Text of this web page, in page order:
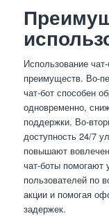
Использование
преимуществ. Во-
чат-бот способен
одновременно,
поддержки. Во-
доступность 24/7
повышают
чат-боты помогают
пользователей по
акции и помогая
задержек.